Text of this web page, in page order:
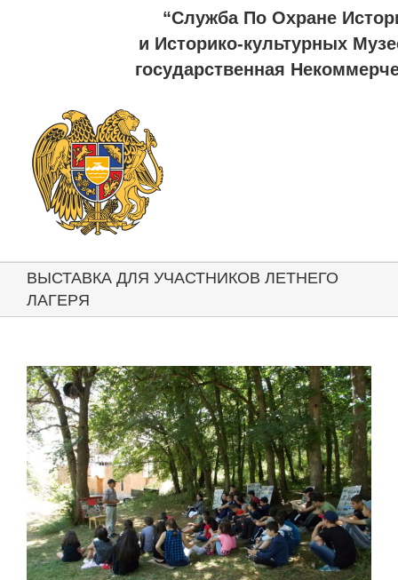
“Служба По Охране
и Историко-культурных
государственная
ВЫСТАВКА ДЛЯ УЧАСТНИКОВ ЛЕТНЕГО
ЛАГЕРЯ
View
Larger
Image